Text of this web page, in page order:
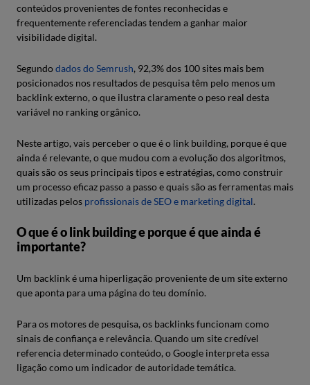
conteúdos provenientes de fontes reconhecidas e
frequentemente referenciadas tendem a ganhar maior
visibilidade digital.
Segundodados do Semrush, 92,3% dos 100 sites mais bem
posicionados nos resultados de pesquisa têm pelo menos um
backlink externo, o que ilustra claramente o peso real desta
variável no ranking orgânico.
Neste artigo, vais perceber o que é o link building, porque é que
ainda é relevante, o que mudou com a evolução dos algoritmos,
quais são os seus principais tipos e estratégias, como construir
um processo eficaz passo a passo e quais são as ferramentas mais
utilizadas pelos profissionais de SEO e marketing digital.
O que é o link building e porque é que ainda é
importante?
Um backlink é uma hiperligação proveniente de um site externo
que aponta para uma página do teu domínio.
Para os motores de pesquisa, os backlinks funcionam como
sinais de confiança e relevância. Quando um site credível
referencia determinado conteúdo, o Google interpreta essa
ligação como um indicador de autoridade temática.